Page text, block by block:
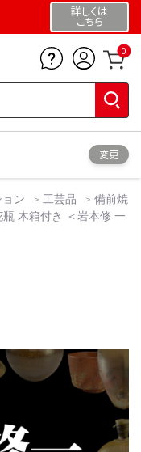
詳しくは
こちら
0
変更
ン 工芸品
備前焼
木箱付き ＜岩本修 一